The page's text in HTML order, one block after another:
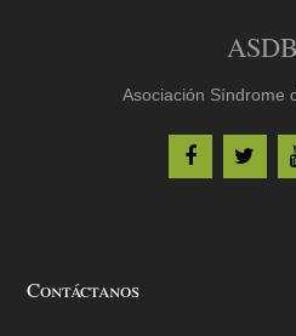
Asociación Síndrome
Contáctanos